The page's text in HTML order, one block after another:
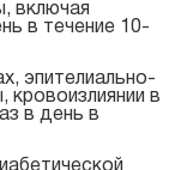
включая
в течение 10-
эпителиально-
в
в день в